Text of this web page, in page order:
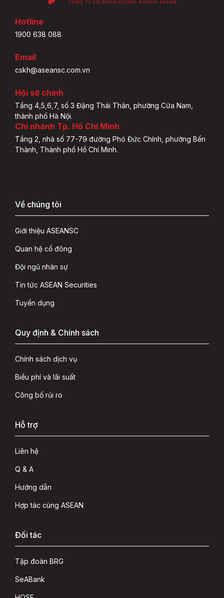
Hotline
1900 638 088
Email
cskh@aseansc.com.vn
Hội sở chính
Tầng 4,5,6,7, số 3 Đặng Thái Thân, phường Cửa Nam,
thành phố Hà Nội.
Chi nhánh Tp. Hồ Chí Minh
Tầng 2, nhà số 77-79 đường Phó Đức Chính, phường Bến
Thành, Thành phố Hồ Chí Minh.
Về chúng tôi
Giới thiệu ASEANSC
Quan hệ cổ đông
Đội ngũ nhân sự
Tin tức ASEAN Securities
Tuyển dụng
Quy định & Chính sách
Chính sách dịch vụ
Biểu phí và lãi suất
Công bố rủi ro
Hỗ trợ
Liên hệ
Q & A
Hướng dẫn
Hợp tác cùng ASEAN
Đối tác
Tập đoàn BRG
SeABank